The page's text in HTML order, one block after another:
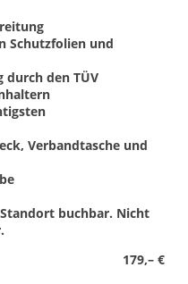
Schutzfolien und
den TÜV
Verbandtasche und
buchbar. Nicht
179,– €